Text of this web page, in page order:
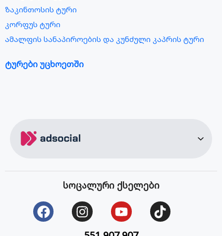
ზაკინთოსის ტური
კორფუს ტური
ამალფის სანაპიროების და კუნძული კაპრის ტური
ტურები უცხოეთში
სალონიკის ტური
ბუდაპეშტის ტური
შარმ ელ შეიხის ტური
კრეტას ტური
კანარის კუნძულების ტური
სოცალური ქსელები